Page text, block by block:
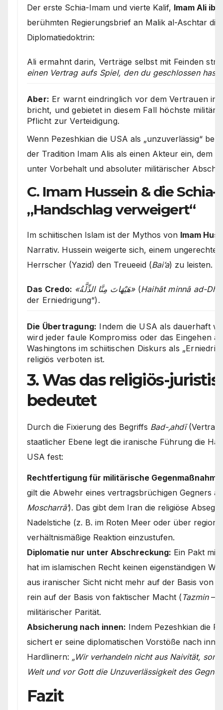
Der erste Schia-Imam und vierte Kalif, Imam Ali
berühmten Regierungsbrief an Malik al-Aschtar
Diplomatiedoktrin:
Ali ermahnt darin, Verträge selbst mit Feinden
einen Vertrag aufs Spiel, den du geschlossen hast“
Aber: Er warnt eindringlich vor dem Vertrauen in
bricht, und gebietet in diesem Fall höchste
Pflicht zur Verteidigung.
Wenn Pezeshkian die USA als „unzuverlässig“
der Tradition Imam Alis als einen Akteur ein, dem
unter Vorbehalt und absoluter militärischer
C. Imam Hussein & die
„Handschlag verweigert“
Im schiitischen Islam ist der Mythos von Imam
Narrativ. Hussein weigerte sich, einem
Herrscher (Yazid) den Treueeid (Bai’a) zu leisten.
Das Credo: «هَيْهَاتَ مِنَّا الذِّلَّةُ»(Haihāt minnā ad-
der Erniedrigung“).
Die Übertragung: Indem die USA als dauerhaft
wird jeder faule Kompromiss oder das Eingehen
Washingtons im schiitischen Diskurs als
religiös verboten ist.
3. Was das religiös-
bedeutet
Durch die Fixierung des Begriffs Bad-‚ahdī
staatlicher Ebene legt die iranische Führung die
USA fest:
Rechtfertigung für militärische
gilt die Abwehr eines vertragsbrüchigen Gegners
Moscharrā‘). Das gibt dem Iran die religiöse
Nadelstiche (z. B. im Roten Meer oder über
verhältnismäßige Reaktion einzustufen.
Diplomatie nur unter Abschreckung: Ein Pakt mit
hat im islamischen Recht keinen eigenständigen
aus iranischer Sicht nicht mehr auf der Basis von
rein auf der Basis von faktischer Macht ( Tazmin–
militärischer Parität.
Absicherung nach innen: Indem Pezeshkian die
sichert er seine diplomatischen Vorstöße nach
Hardlinern: „Wir verhandeln nicht aus Naivität,
Welt und vor Gott die Unzuverlässigkeit des
Fazit